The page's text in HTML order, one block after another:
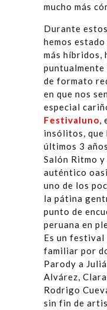
mucho más
Durante
hemos
más híbridos,
de formato
en que nos
especial
Festivaluno,
insólitos, que
últimos 3
Salón Ritmo
auténtico
uno de los
la pátina
punto de
peruana en
Es un festival
familiar por
Parody a
Alvárez,
Rodrigo
sin fin de